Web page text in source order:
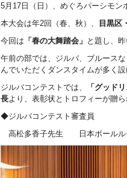
5月17日（日）、めぐろパーシモン
本大会は年2回（春、秋）、
目黒区・
今回は 「春の大舞踏会」 と題し、
午前の部では、ジルバ、ブルース
んでいただくダンスタイムが多く
ジルバコンテストでは、
「グッド
長より、表彰状とトロフィーが贈ら
◆ジルバコンテスト審査員
高松多香子先生 日本ボールル